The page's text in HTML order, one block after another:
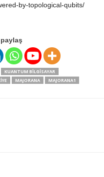
by-topological-qubits/
KUANTUM BILGISAYAR
MAJORANA
MAJORANA1